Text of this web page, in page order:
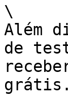
\
Além
de